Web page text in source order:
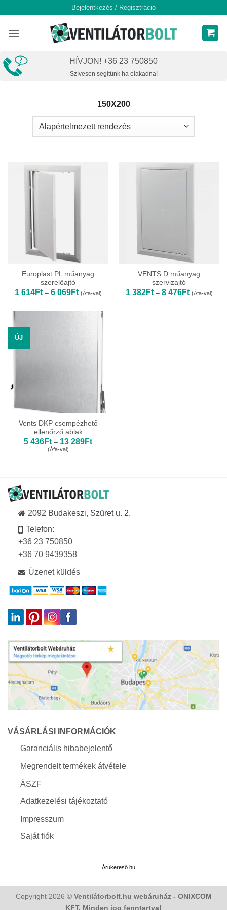
content
Bejelentkezés / Regisztráció
HÍVJON! +36 23 750850
Szívesen segítünk ha elakadna!
150X200
Europlast PL műanyag
szerelőajtó
1 614Ft – 6 069FtÁrtartomány:
1
-
(Áfa-val)
VENTS D műanyag
szervizajtó
1 382Ft – 8 476Ft
1
(Áfa-val)
ÚJ
Vents DKP csempézhető
ellenőrző ablak
5 436Ft – 13 289FtÁrtartomány:
(Áfa-val)
2092 Budakeszi, Szüret u. 2.
Telefon:
+36 23 750850
+36 70 9439358
Üzenet küldés
VÁSÁRLÁSI INFORMÁCIÓK
Garanciális hibabejelentő
Megrendelt termékek átvétele
ÁSZF
Adatkezelési tájékoztató
Impresszum
Saját fiók
Árukereső.hu
Copyright 2026 © Ventilátorbolt.hu webáruház - ONIXCOM
KFT. Minden jog fenntartva!